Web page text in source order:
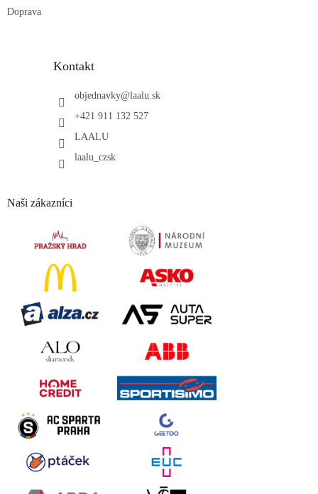
Doprava
Kontakt
objednavky@laalu.sk
+421 911 132 527
LAALU
laalu_czsk
Naši zákazníci